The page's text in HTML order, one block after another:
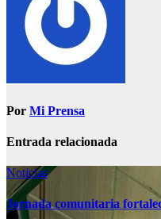
Por Mi Prensa
Entrada relacionada
Noticias
Jornada comunitaria